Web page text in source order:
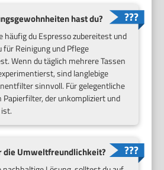
hast du?
häufig du Espresso zubereitest und
Reinigung und Pflege
Wenn du täglich mehrere Tassen
sind langlebige
sinnvoll. Für gelegentliche
der unkompliziert und
die Umweltfreundlichkeit?